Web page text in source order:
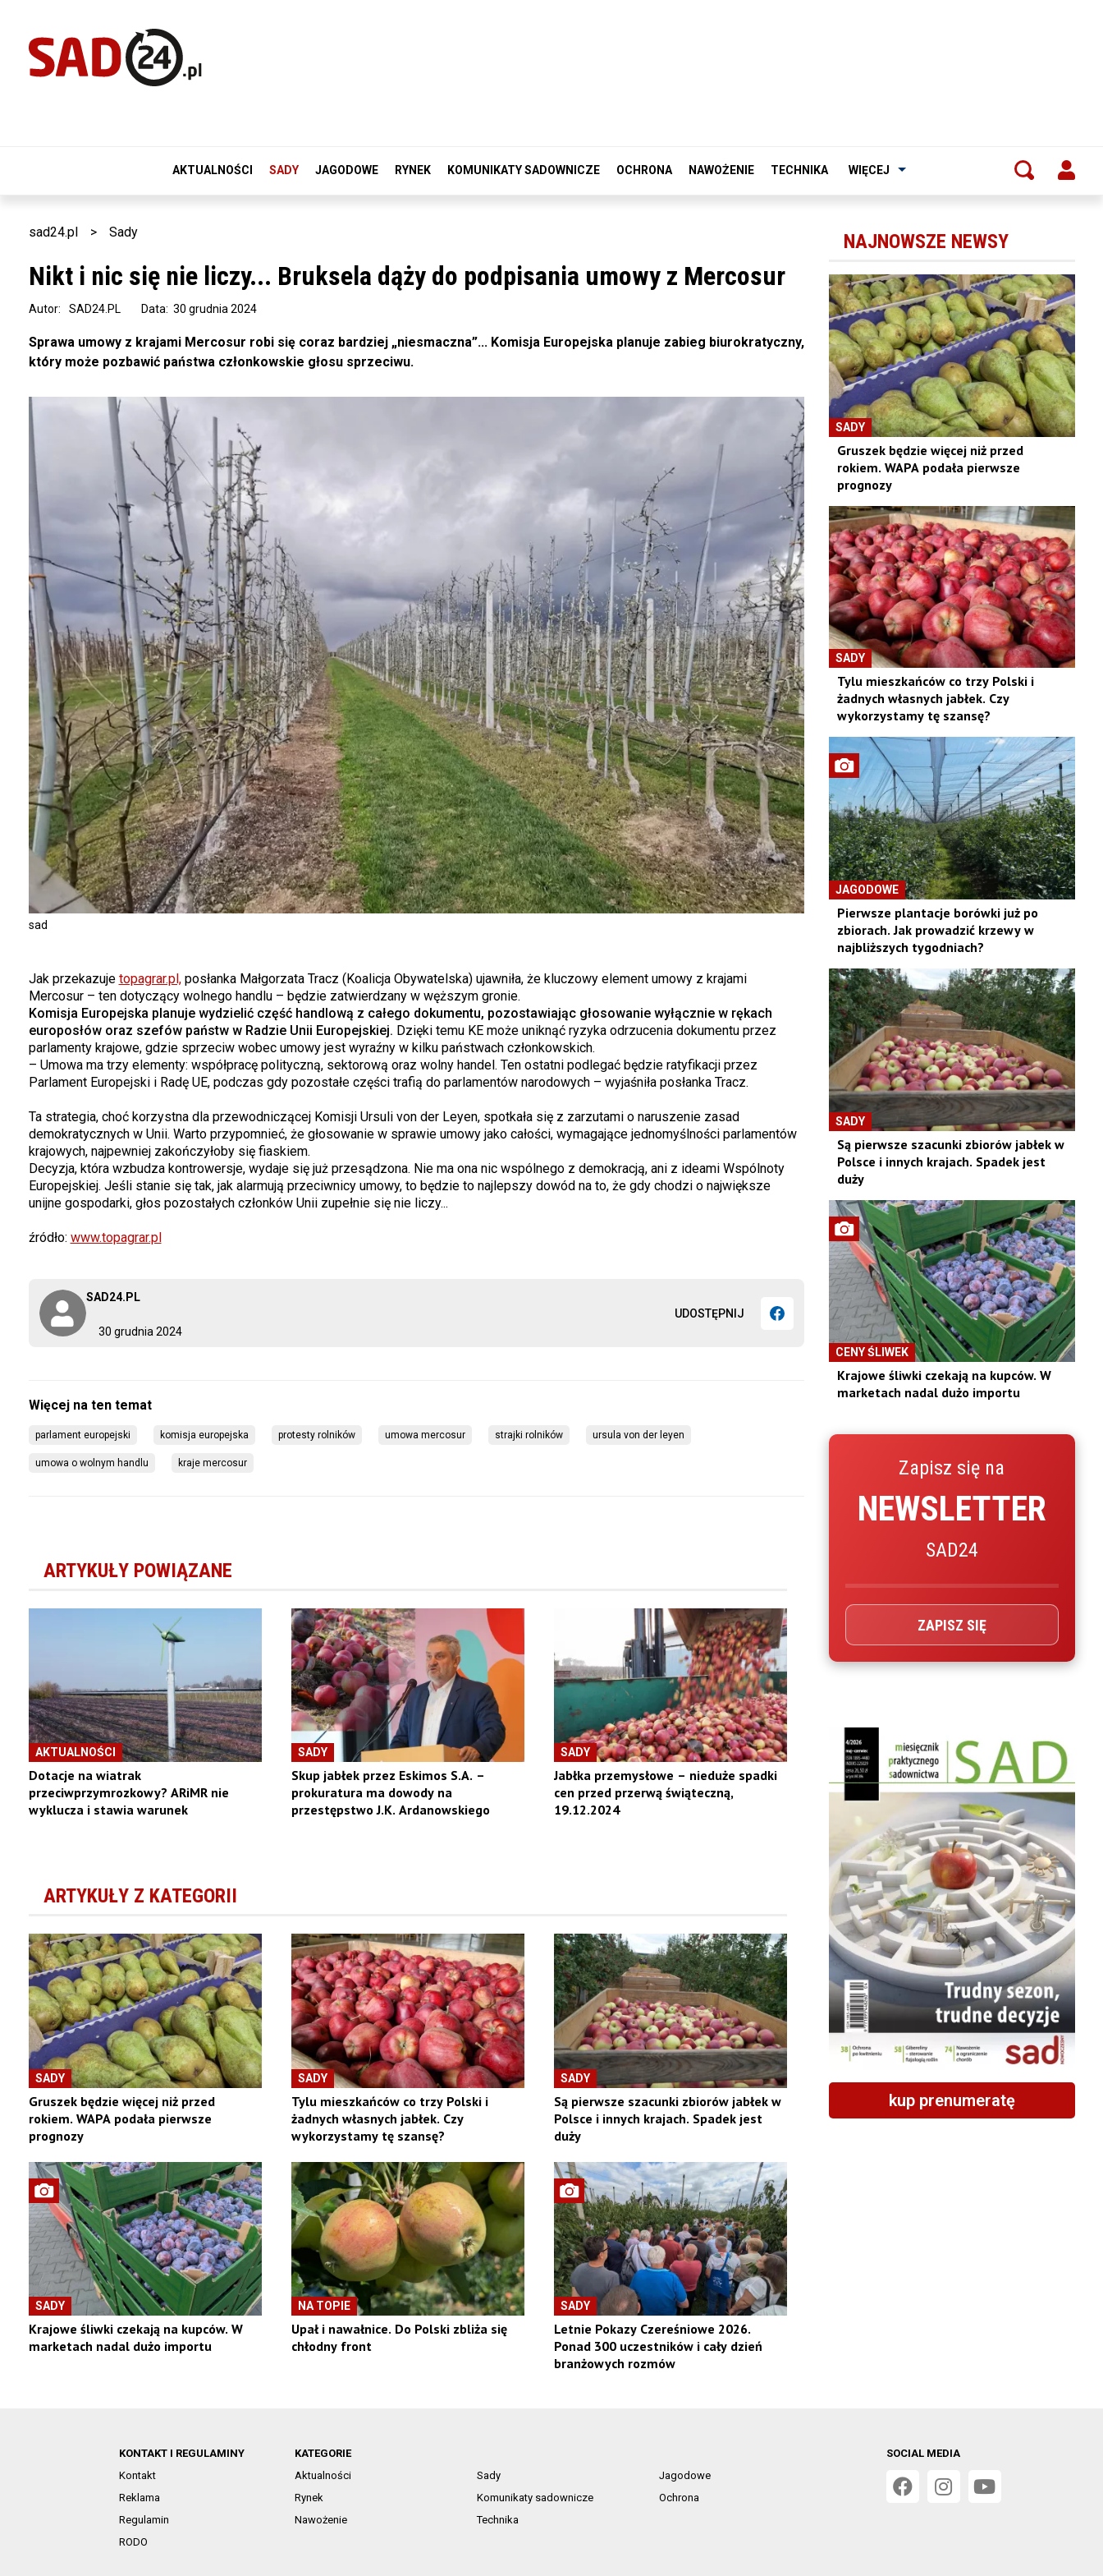
AKTUALNOŚCI SADY JAGODOWE RYNEK KOMUNIKATY SADOWNICZE OCHRONA NAWOŻENIE TECHNIKA WIĘCEJ
sad24.pl > Sady
sad
Nikt i nic się nie liczy... Bruksela dąży do podpisania umowy z Mercosur
Data: 30 grudnia 2024
Autor: SAD24.PL
30 grudnia 2024
SAD24.PL
UDOSTĘPNIJ
Sprawa umowy z krajami Mercosur robi się coraz bardziej „niesmaczna”... Komisja Europejska planuje zabieg biurokratyczny,
który może pozbawić państwa członkowskie głosu sprzeciwu.
Jak przekazuje topagrar.pl,posłanka Małgorzata Tracz (Koalicja Obywatelska) ujawniła, że kluczowy element umowy z krajami
Mercosur – ten dotyczący wolnego handlu – będzie zatwierdzany w węższym gronie.
Komisja Europejska planuje wydzielić część handlową z całego dokumentu, pozostawiając głosowanie wyłącznie w rękach
europosłów oraz szefów państw w Radzie Unii Europejskiej. Dzięki temu KE może uniknąć ryzyka odrzucenia dokumentu przez
parlamenty krajowe, gdzie sprzeciw wobec umowy jest wyraźny w kilku państwach członkowskich.
– Umowa ma trzy elementy: współpracę polityczną, sektorową oraz wolny handel. Ten ostatni podlegać będzie ratyfikacji przez
Parlament Europejski i Radę UE, podczas gdy pozostałe części trafią do parlamentów narodowych – wyjaśniła posłanka Tracz.
Ta strategia, choć korzystna dla przewodniczącej Komisji Ursuli von der Leyen, spotkała się z zarzutami o naruszenie zasad
demokratycznych w Unii. Warto przypomnieć, że głosowanie w sprawie umowy jako całości, wymagające jednomyślności parlamentów
krajowych, najpewniej zakończyłoby się fiaskiem.
Decyzja, która wzbudza kontrowersje, wydaje się już przesądzona. Nie ma ona nic wspólnego z demokracją, ani z ideami Wspólnoty
Europejskiej. Jeśli stanie się tak, jak alarmują przeciwnicy umowy, to będzie to najlepszy dowód na to, że gdy chodzi o największe
unijne gospodarki, głos pozostałych członków Unii zupełnie się nie liczy...
źródło: www.topagrar.pl
parlament europejski komisja europejska protesty rolników umowa mercosur strajki rolników ursula von der leyen
umowa o wolnym handlu kraje mercosur
ARTYKUŁY POWIĄZANE
AKTUALNOŚCI
Dotacje na wiatrak
przeciwprzymrozkowy? ARiMR nie
wyklucza i stawia warunek
SADY
Skup jabłek przez Eskimos S.A. –
prokuratura ma dowody na
przestępstwo J.K. Ardanowskiego
SADY
Jabłka przemysłowe – nieduże spadki
cen przed przerwą świąteczną,
19.12.2024
ARTYKUŁY Z KATEGORII
SADY
Gruszek będzie więcej niż przed
rokiem. WAPA podała pierwsze
prognozy
SADY
Tylu mieszkańców co trzy Polski i
żadnych własnych jabłek. Czy
wykorzystamy tę szansę?
SADY
Są pierwsze szacunki zbiorów jabłek w
Polsce i innych krajach. Spadek jest
duży
SADY
Krajowe śliwki czekają na kupców. W
marketach nadal dużo importu
NA TOPIE
Upał i nawałnice. Do Polski zbliża się
chłodny front
SADY
Letnie Pokazy Czereśniowe 2026.
Ponad 300 uczestników i cały dzień
branżowych rozmów
NAJNOWSZE NEWSY
SADY
Gruszek będzie więcej niż przed
rokiem. WAPA podała pierwsze
prognozy
SADY
Tylu mieszkańców co trzy Polski i
żadnych własnych jabłek. Czy
wykorzystamy tę szansę?
JAGODOWE
Pierwsze plantacje borówki już po
zbiorach. Jak prowadzić krzewy w
najbliższych tygodniach?
SADY
Są pierwsze szacunki zbiorów jabłek w
Polsce i innych krajach. Spadek jest
duży
CENY ŚLIWEK
Krajowe śliwki czekają na kupców. W
marketach nadal dużo importu
Zapisz się na
NEWSLETTER
SAD24
ZAPISZ SIĘ
kup prenumeratę
KONTAKT I REGULAMINY
Kontakt
Reklama
Regulamin
RODO
KATEGORIE
Aktualności
Sady
Jagodowe
Rynek
Komunikaty sadownicze
Ochrona
Nawożenie
Technika
SOCIAL MEDIA